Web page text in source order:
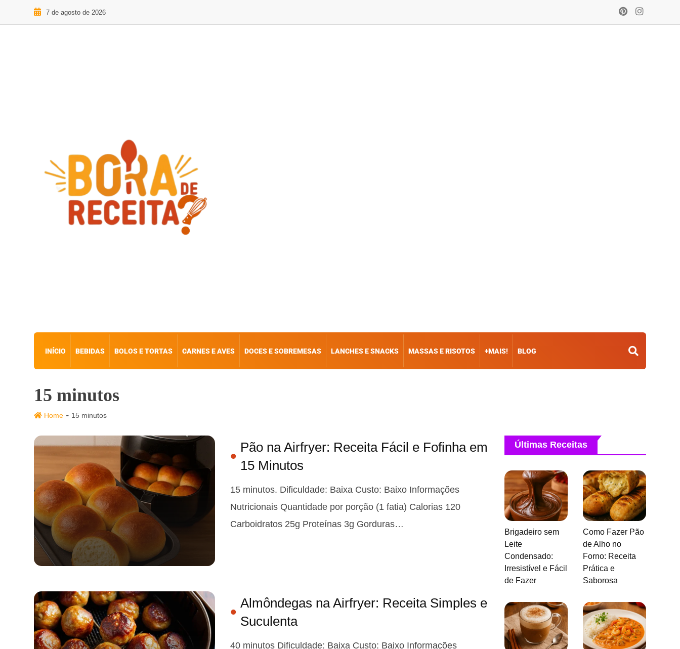
7 de agosto de 2026
INÍCIO BEBIDAS BOLOS E TORTAS CARNES E AVES DOCES E SOBREMESAS LANCHES E SNACKS MASSAS E RISOTOS +MAIS! BLOG
15 minutos
Home - 15 minutos
Pão na Airfryer: Receita Fácil e Fofinha em
15 Minutos
15 minutos. Dificuldade: Baixa Custo: Baixo Informações
Nutricionais Quantidade por porção (1 fatia) Calorias 120
Carboidratos 25g Proteínas 3g Gorduras…
Almôndegas na Airfryer: Receita Simples e
Suculenta
40 minutos Dificuldade: Baixa Custo: Baixo Informações
Últimas Receitas
Brigadeiro sem
Leite
Condensado:
Irresistível e Fácil
de Fazer
Como Fazer Pão
de Alho no
Forno: Receita
Prática e
Saborosa